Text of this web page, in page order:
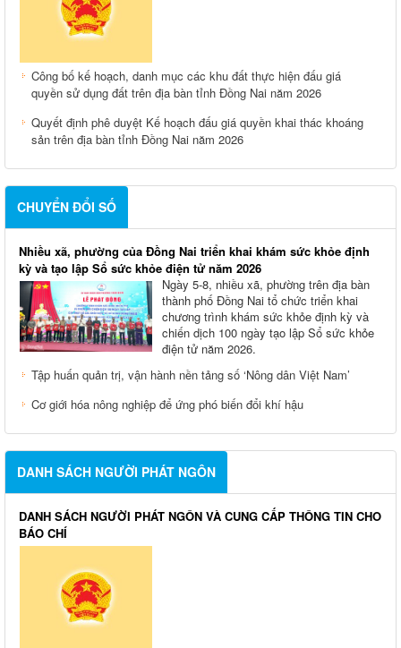
Công bố kế hoạch, danh mục các khu đất thực hiện đấu giá
quyền sử dụng đất trên địa bàn tỉnh Đồng Nai năm 2026
Quyết định phê duyệt Kế hoạch đấu giá quyền khai thác khoáng
sản trên địa bàn tỉnh Đồng Nai năm 2026
CHUYỂN ĐỔI SỐ
Nhiều xã, phường của Đồng Nai triển khai khám sức khỏe định
kỳ và tạo lập Sổ sức khỏe điện tử năm 2026
Ngày 5-8, nhiều xã, phường trên địa bàn
thành phố Đồng Nai tổ chức triển khai
chương trình khám sức khỏe định kỳ và
chiến dịch 100 ngày tạo lập Sổ sức khỏe
điện tử năm 2026.
Tập huấn quản trị, vận hành nền tảng số ‘Nông dân Việt Nam’
Cơ giới hóa nông nghiệp để ứng phó biến đổi khí hậu
DANH SÁCH NGƯỜI PHÁT NGÔN
DANH SÁCH NGƯỜI PHÁT NGÔN VÀ CUNG CẤP THÔNG TIN CHO
BÁO CHÍ